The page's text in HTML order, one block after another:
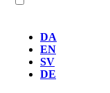
DA
EN
SV
DE